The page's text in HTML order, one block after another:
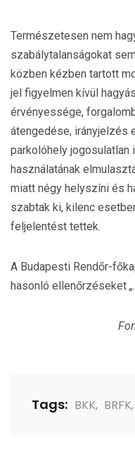
Természetesen nem
szabálytalanságokat
közben kézben tartott
jel figyelmen kívül
érvényessége,
átengedése, irányjelzés
parkolóhely
használatának
miatt négy helyszíni és
szabtak ki, kilenc
feljelentést tettek.
A Budapesti Rendőr-
hasonló ellenőrzéseket
Tags: BKK, BRFK,